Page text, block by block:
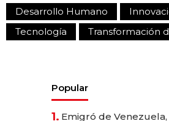
Desarrollo Humano
Tecnología
Transformación
Popular
1. Emigró de